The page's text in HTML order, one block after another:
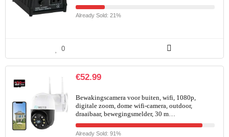
Already Sold: 21%
0
€52.99
Bewakingscamera voor buiten, wifi, 1080p,
digitale zoom, dome wifi-camera, outdoor,
draaibaar, bewegingsmelder, 30 m…
Already Sold: 91%